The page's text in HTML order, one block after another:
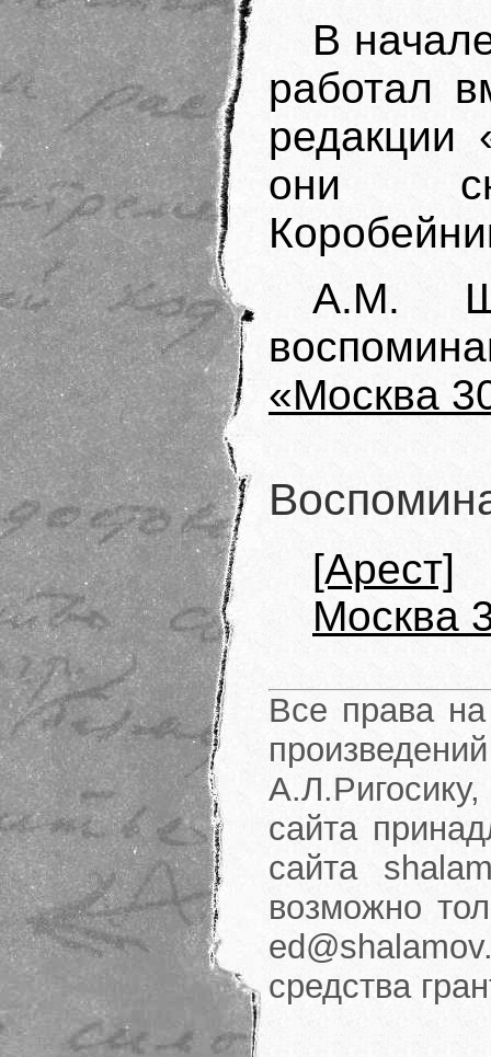
В
работал
редакции
они
А.М.
«Москва
[Арест]
Москва
Все права на
сайта
сайта
возможно
средства